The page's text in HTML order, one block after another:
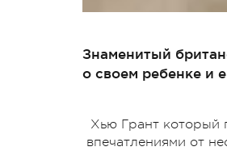
Знаменитый
о своем ребенке и
Хью Грант который
впечатлениями от